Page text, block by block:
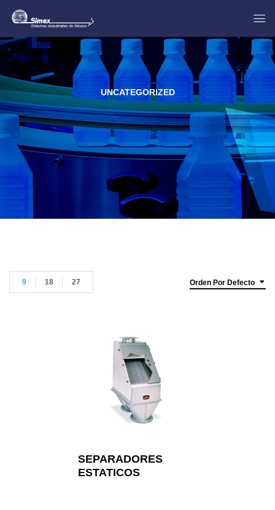
UNCATEGORIZED
Orden Por Defecto
9 18 27
SEPARADORES
ESTATICOS